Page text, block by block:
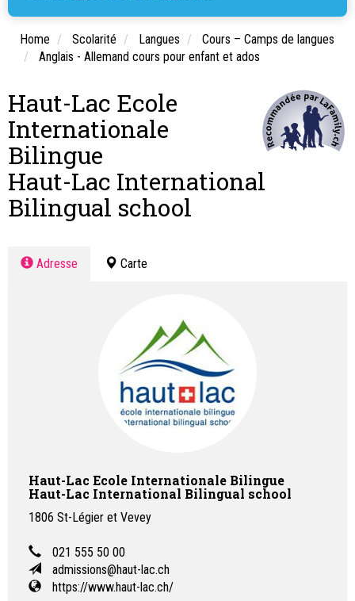
Home Scolarité Langues
Cours – Camps de langues
Anglais - Allemand cours pour enfant et ados
Haut-Lac Ecole
Internationale
Bilingue
Haut-Lac International
Bilingual school
Adresse Carte
Haut-Lac Ecole Internationale Bilingue
Haut-Lac International Bilingual school
1806 St-Légier et Vevey
021 555 50 00
admissions@haut-lac.ch
https://www.haut-lac.ch/